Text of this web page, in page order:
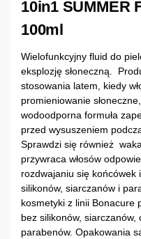
10in1 SUMMER
100ml
Wielofunkcyjny fluid do
eksplozję słoneczną.
stosowania latem, kiedy
promieniowanie
wodoodporna formuła
przed wysuszeniem
Sprawdzi się również
przywraca włosów
rozdwajaniu się końcówek
silikonów, siarczanów i
kosmetyki z linii Bonacure
bez silikonów,
parabenów. Opakowania